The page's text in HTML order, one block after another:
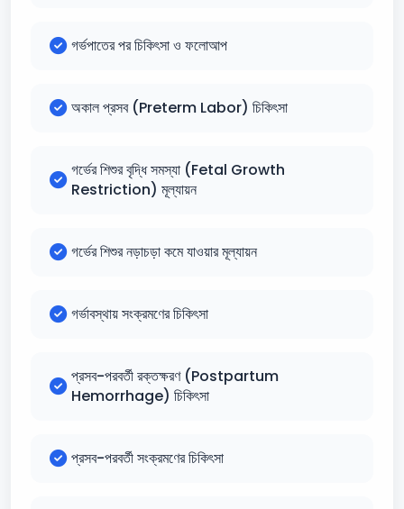
গর্ভপাতের পর চিকিৎসা ও ফলোআপ
অকাল প্রসব (Preterm Labor) চিকিৎসা
গর্ভের শিশুর বৃদ্ধি সমস্যা (Fetal Growth
Restriction) মূল্যায়ন
গর্ভের শিশুর নড়াচড়া কমে যাওয়ার মূল্যায়ন
গর্ভাবস্থায় সংক্রমণের চিকিৎসা
প্রসব-পরবর্তী রক্তক্ষরণ (Postpartum
Hemorrhage) চিকিৎসা
প্রসব-পরবর্তী সংক্রমণের চিকিৎসা